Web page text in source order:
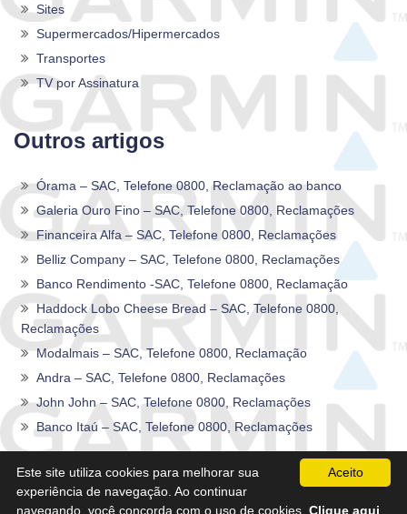
Sites
Supermercados/Hipermercados
Transportes
TV por Assinatura
Outros artigos
Órama – SAC, Telefone 0800, Reclamação ao banco
Galeria Ouro Fino – SAC, Telefone 0800, Reclamações
Financeira Alfa – SAC, Telefone 0800, Reclamações
Belliz Company – SAC, Telefone 0800, Reclamações
Banco Rendimento -SAC, Telefone 0800, Reclamação
Haddock Lobo Cheese Bread – SAC, Telefone 0800,
Reclamações
Modalmais – SAC, Telefone 0800, Reclamação
Andra – SAC, Telefone 0800, Reclamações
John John – SAC, Telefone 0800, Reclamações
Banco Itaú – SAC, Telefone 0800, Reclamações
Aceito
Este site utiliza cookies para melhorar sua
experiência de navegação. Ao continuar
navegando, você concorda com o uso de cookies. Clique aqui